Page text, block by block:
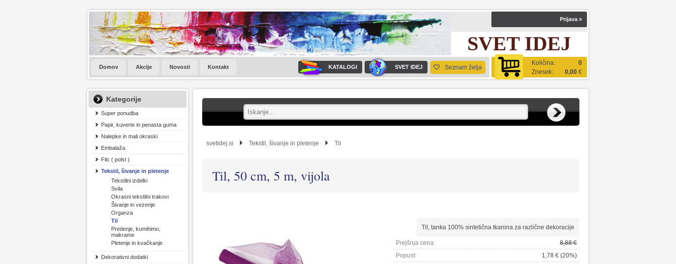
Prijava »
SVET IDEJ
Količina:
0
Znesek:
0,00 €
Domov Akcije Novosti Kontakt KATALOGI SVET IDEJ Seznam želja
Kategorije
Super ponudba
Papir, kuverte in penasta guma
Nalepke in mali okraski
Embalaža
Filc ( polst )
Tekstil, šivanje in pletenje
Tekstilni izdelki
Svila
Okrasni tekstilni trakovi
Šivanje in vezenje
Organza
Til
Predenje, kumihimo,
makrame
Pletenje in kvačkanje
Dekorativni dodatki
svetidej.si Tekstil, šivanje in pletenje Til
Til, 50 cm, 5 m, vijola
Til, tanka 100% sintetična tkanina za različne dekoracije
Prejšnja cena:
8,88 €
Popust:
1,78 € (20%)